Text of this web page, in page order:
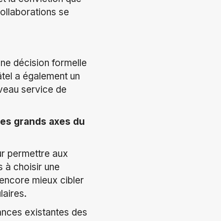
se
décision formelle
a également un
service de
grands axes du
permettre aux
à choisir une
mieux cibler
existantes des